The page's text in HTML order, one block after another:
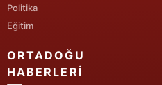
Politika
Eğitim
ORTADOĞU
HABERLERI